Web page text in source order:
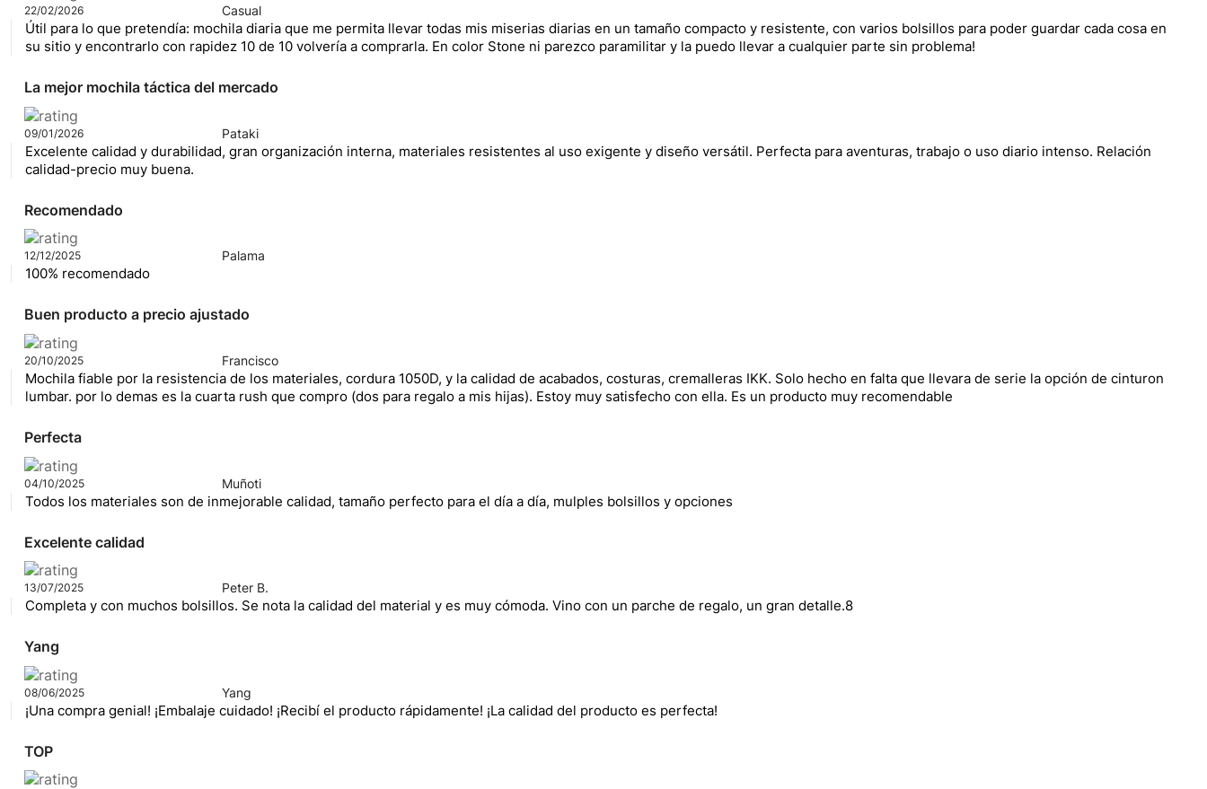
22/02/2026 Casual
Útil para lo que pretendía: mochila diaria que me permita llevar todas mis miserias diarias en un tamaño compacto y resistente, con varios bolsillos para poder guardar cada cosa en
su sitio y encontrarlo con rapidez 10 de 10 volvería a comprarla. En color Stone ni parezco paramilitar y la puedo llevar a cualquier parte sin problema!
La mejor mochila táctica del mercado
09/01/2026 Pataki
Excelente calidad y durabilidad, gran organización interna, materiales resistentes al uso exigente y diseño versátil. Perfecta para aventuras, trabajo o uso diario intenso. Relación
calidad-precio muy buena.
Recomendado
12/12/2025 Palama
100% recomendado
Buen producto a precio ajustado
20/10/2025 Francisco
Mochila fiable por la resistencia de los materiales, cordura 1050D, y la calidad de acabados, costuras, cremalleras IKK. Solo hecho en falta que llevara de serie la opción de cinturon
lumbar. por lo demas es la cuarta rush que compro (dos para regalo a mis hijas). Estoy muy satisfecho con ella. Es un producto muy recomendable
Perfecta
04/10/2025 Muñoti
Todos los materiales son de inmejorable calidad, tamaño perfecto para el día a día, mulples bolsillos y opciones
Excelente calidad
13/07/2025 Peter B.
Completa y con muchos bolsillos. Se nota la calidad del material y es muy cómoda. Vino con un parche de regalo, un gran detalle.8
Yang
08/06/2025 Yang
¡Una compra genial! ¡Embalaje cuidado! ¡Recibí el producto rápidamente! ¡La calidad del producto es perfecta!
TOP